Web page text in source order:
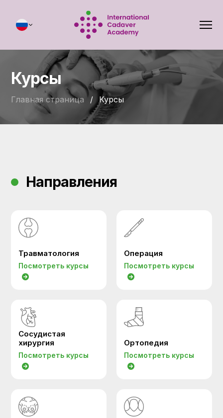
Курсы
Главная страница / Курсы
Направления
Травматология
Посмотреть курсы
Операция
Посмотреть курсы
Сосудистая
хирургия
Посмотреть курсы
Ортопедия
Посмотреть курсы